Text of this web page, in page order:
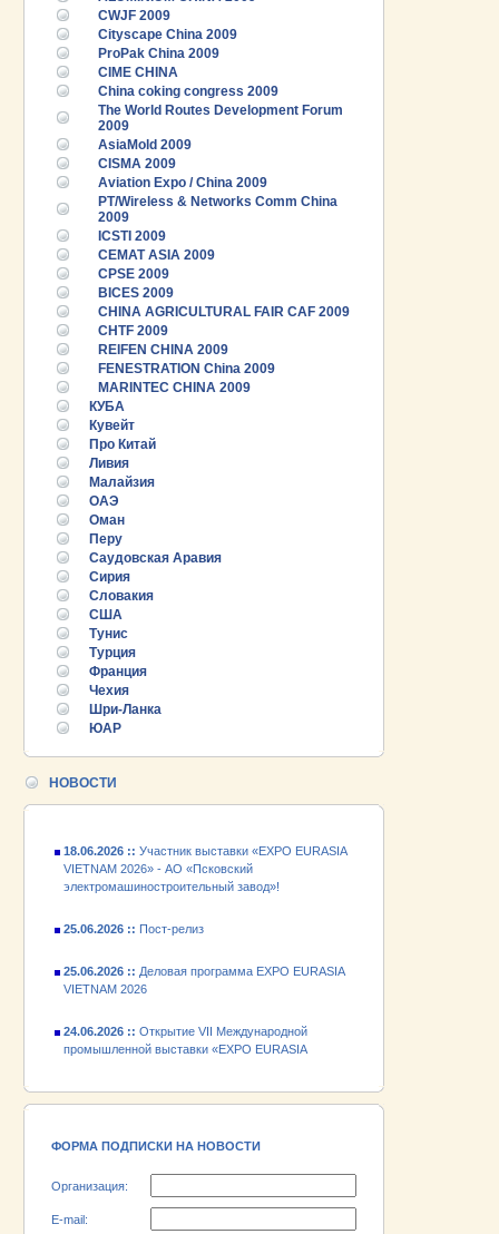
CWJF 2009
Cityscape China 2009
ProPak China 2009
CIME CHINA
China coking congress 2009
The World Routes Development Forum
2009
AsiaMold 2009
CISMA 2009
Aviation Expo / China 2009
PT/Wireless & Networks Comm China
2009
ICSTI 2009
CEMAT ASIA 2009
CPSE 2009
BICES 2009
CHINA AGRICULTURAL FAIR CAF 2009
CHTF 2009
REIFEN CHINA 2009
FENESTRATION China 2009
MARINTEC CHINA 2009
КУБА
Кувейт
Про Китай
Ливия
Малайзия
ОАЭ
Оман
Перу
Саудовская Аравия
Сирия
Словакия
США
Тунис
Турция
Франция
Чехия
Шри-Ланка
ЮАР
НОВОСТИ
25.06.2026 ::
25.06.2026 ::Деловая программа EXPO EURASIA
VIETNAM 2026
промышленной выставки «EXPO EURASIA
VIETNAM 2026»
электромашиностроительный завод»!
25.06.2026 ::Пост-релиз
25.06.2026 :: Деловая программа EXPO EURASIA
24.06.2026 ::Открытие VII Международной
VIETNAM 2026»
VIETNAM 2026» - АО «Псковский
ФОРМА ПОДПИСКИ НА НОВОСТИ
Организация:
E-mail: